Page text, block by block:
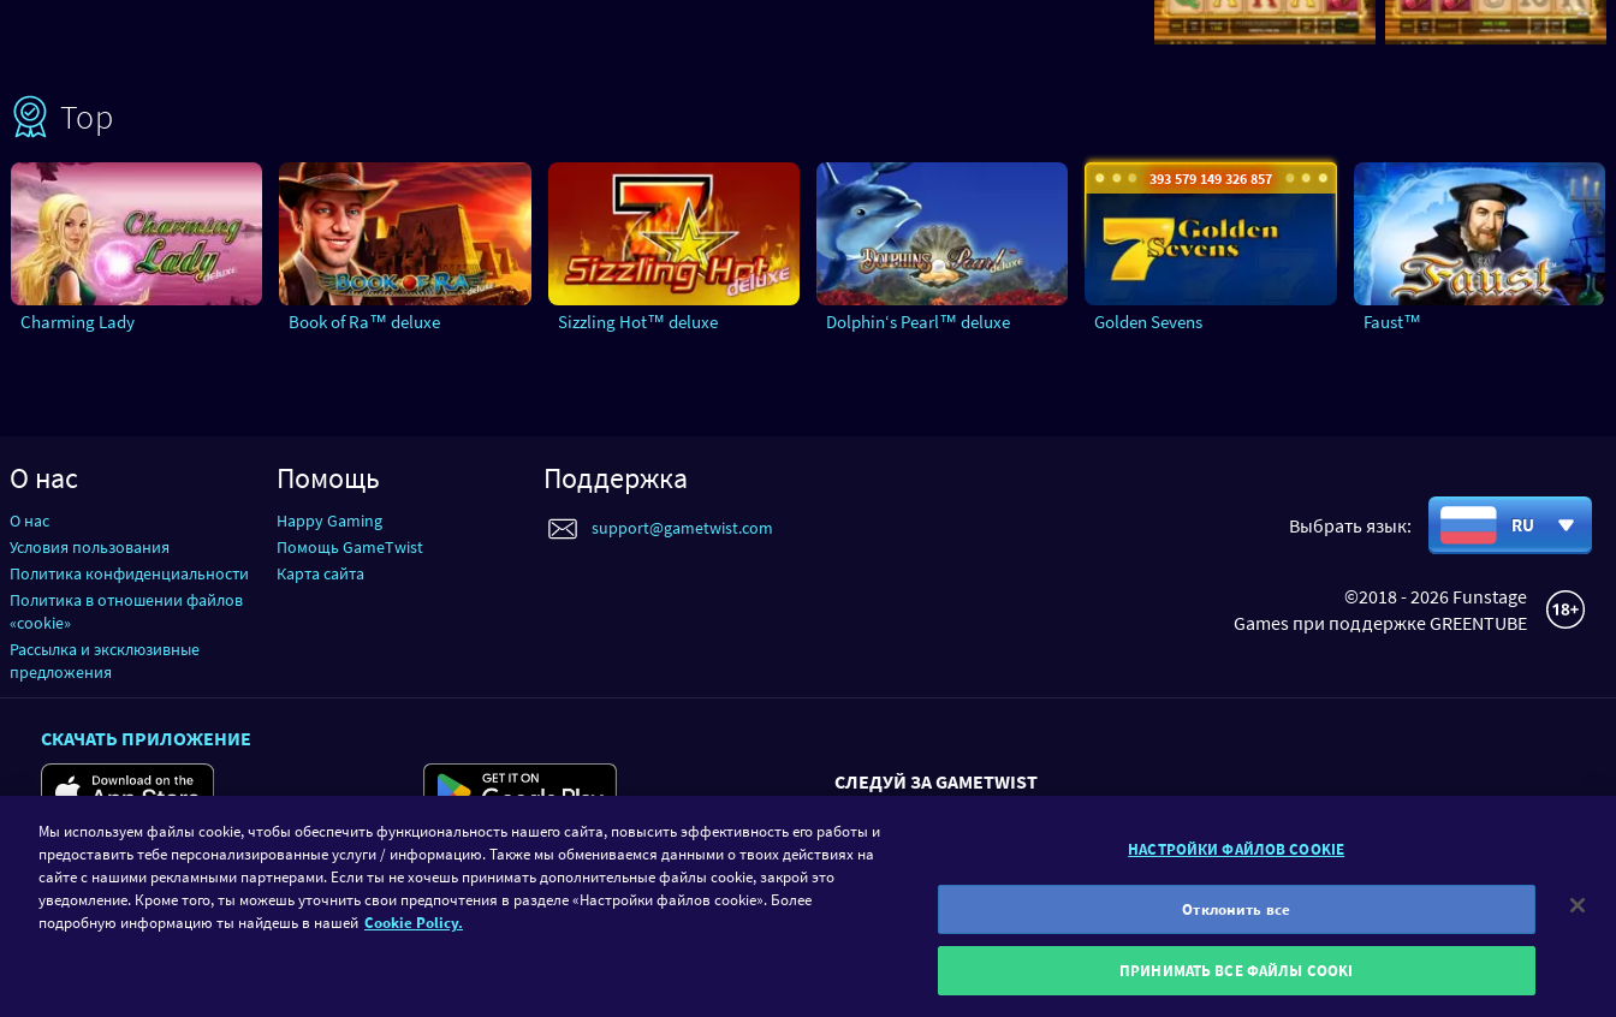
Top
Charming Lady Book of Ra™ deluxe Sizzling Hot™ deluxe Dolphin‘s Pearl™ deluxe
393 579 153 457 877
Golden Sevens Faust™
О нас
О нас
Условия пользования
Политика конфиденциальности
Политика в отношении файлов
«cookie»
Рассылка и эксклюзивные
предложения
Помощь
Happy Gaming
Помощь GameTwist
Карта сайта
Поддержка
support@gametwist.com Выбрать язык: RU
©2018 - 2026 Funstage
Games при поддержке GREENTUBE
СКАЧАТЬ ПРИЛОЖЕНИЕ
СЛЕДУЙ ЗА GAMETWIST
GameTwist является платформой социального казино. Игра должна приносить исключительно положительные эмоции. Поэтому у нас вы
можете играть только на виртуальную валюту «Твисты». Участие в играх должно преследовать прежде всего развлекательные цели.
GameTwist не предоставляет возможность конвертировать Твисты в реальную валюту.rel="nofollow">GamblersAnonymous.
Мы используем файлы cookie, чтобы обеспечить функциональность нашего сайта, повысить эффективность его работы и
предоставить тебе персонализированные услуги / информацию. Также мы обмениваемся данными о твоих действиях на
сайте с нашими рекламными партнерами. Если ты не хочешь принимать дополнительные файлы cookie, закрой это
уведомление. Кроме того, ты можешь уточнить свои предпочтения в разделе «Настройки файлов cookie». Более
подробную информацию ты найдешь в нашей Cookie Policy.
НАСТРОЙКИ ФАЙЛОВ COOKIE
Отклонить все
ПРИНИМАТЬ ВСЕ ФАЙЛЫ COOKI